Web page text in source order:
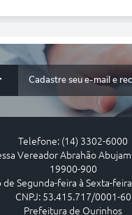
Telefone: (14) 3302-6000
Vereador Abrahão
19900-900
Segunda-feira à Sexta-
CNPJ: 53.415.717/0001-60
Prefeitura de Ourinhos